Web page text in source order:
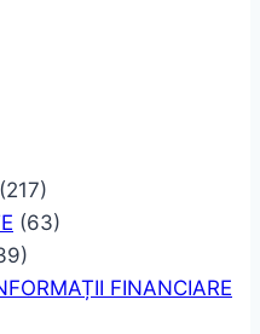
(217)
(63)
FINANCIARE